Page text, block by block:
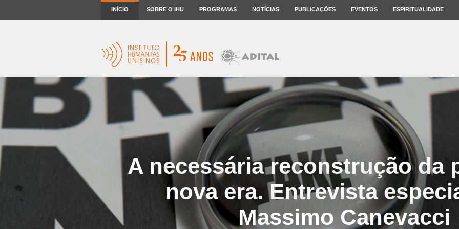
INÍCIO SOBRE O IHU PROGRAMAS NOTÍCIAS PUBLICAÇÕES EVENTOS ESPIRITUALIDADE
A necessária reconstrução da
nova era. Entrevista
Massimo Canevacci